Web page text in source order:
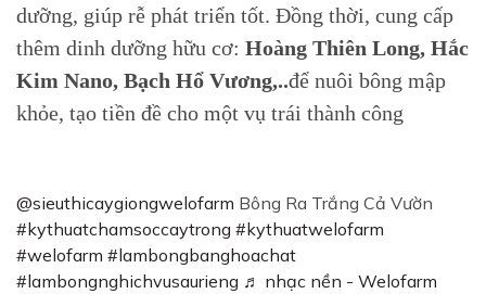
dưỡng, giúp rễ phát triển tốt. Đồng thời, cung cấp
thêm dinh dưỡng hữu cơ: Hoàng Thiên Long, Hắc
Kim Nano, Bạch Hổ Vương,..để nuôi bông mập
khỏe, tạo tiền đề cho một vụ trái thành công
@sieuthicaygiongwelofarm Bông Ra Trắng Cả Vườn
#kythuatchamsoccaytrong #kythuatwelofarm
#welofarm #lambongbanghoachat
#lambongnghichvusaurieng ♬ nhạc nền - Welofarm